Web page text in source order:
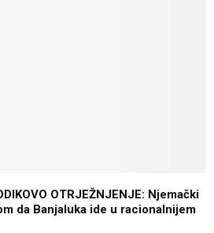
OTRJEŽNJENJE: Njemački
da Banjaluka ide u racionalnijem